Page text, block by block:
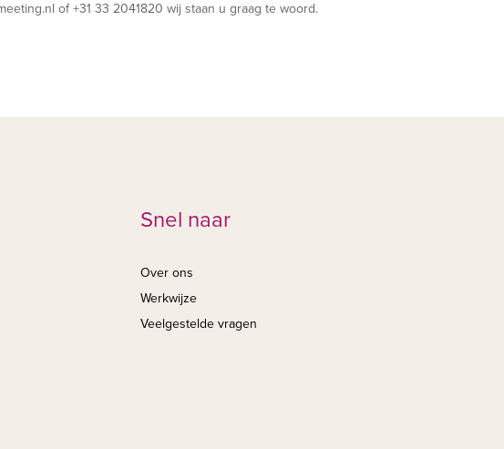
of +31 33 2041820 wij staan u graag te woord.
Snel naar
Over ons
Werkwijze
Veelgestelde vragen